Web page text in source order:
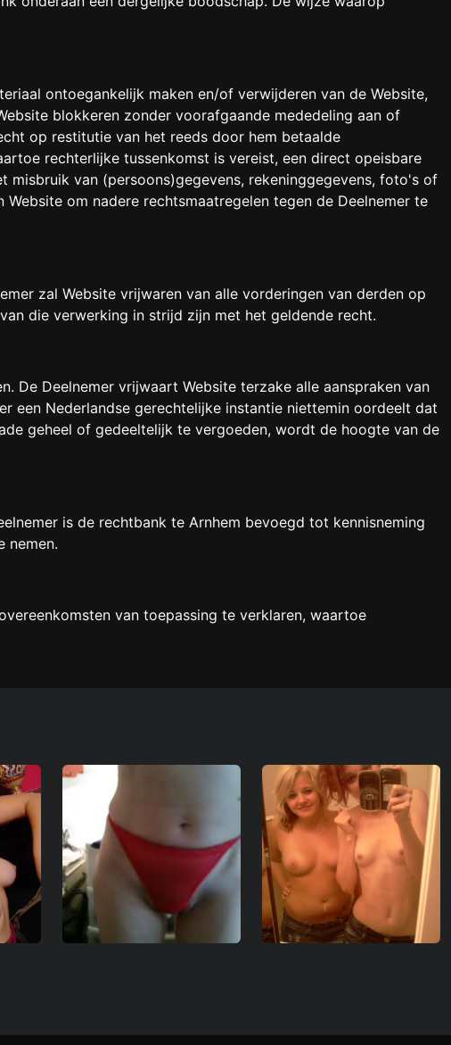
ontoegankelijk maken en/of verwijderen van de Website,
blokkeren zonder voorafgaande mededeling aan of
op restitutie van het reeds door hem betaalde
rechterlijke tussenkomst is vereist, een direct opeisbare
van (persoons)gegevens, rekeninggegevens, foto's of
om nadere rechtsmaatregelen tegen de Deelnemer te
zal Website vrijwaren van alle vorderingen van derden op
die verwerking in strijd zijn met het geldende recht.
De Deelnemer vrijwaart Website terzake alle aanspraken van
een Nederlandse gerechtelijke instantie niettemin oordeelt dat
geheel of gedeeltelijk te vergoeden, wordt de hoogte van de
is de rechtbank te Arnhem bevoegd tot kennisneming
nemen.
van toepassing te verklaren, waartoe